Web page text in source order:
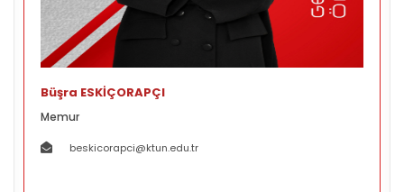
Büşra ESKİÇORAPÇI
Memur
beskicorapci@ktun.edu.tr